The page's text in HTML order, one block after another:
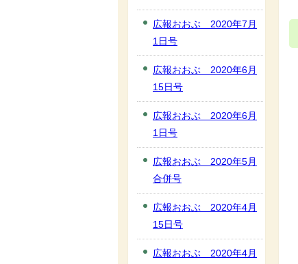
広報おおぶ 2020年7月
1日号
広報おおぶ 2020年6月
15日号
広報おおぶ 2020年6月
1日号
広報おおぶ 2020年5月
合併号
広報おおぶ 2020年4月
15日号
広報おおぶ 2020年4月